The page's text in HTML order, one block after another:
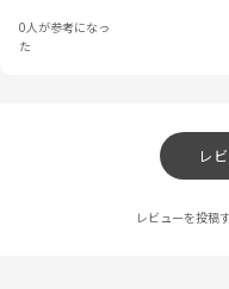
0人が参考になっ
た
レ
レビューを投稿